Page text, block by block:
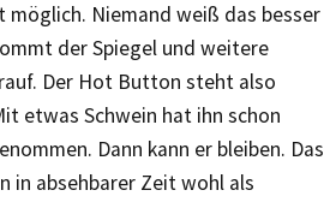
Niemand weiß das besser
der Spiegel und weitere
Der Hot Button steht also
etwas Schwein hat ihn schon
Dann kann er bleiben. Das
in absehbarer Zeit wohl als